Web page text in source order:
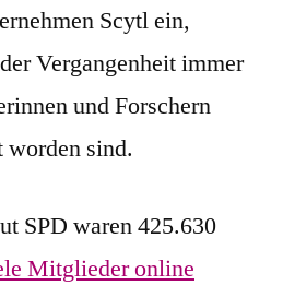
Scytl ein,
Vergangenheit immer
und Forschern
sind.
SPD waren 425.630
Mitglieder online